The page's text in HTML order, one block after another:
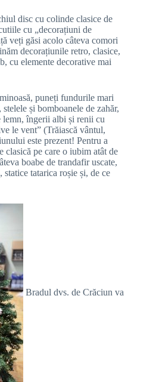
disc cu colinde clasice de
cu „decorațiuni de
veți găsi acolo câteva comori
decorațiunile retro, clasice,
cu elemente decorative mai
puneți fundurile mari
și bomboanele de zahăr,
îngerii albi și renii cu
le vent” (Trăiască vântul,
este prezent! Pentru a
clasică pe care o iubim atât de
boabe de trandafir uscate,
tatarica roșie și, de ce
Bradul dvs. de Crăciun va